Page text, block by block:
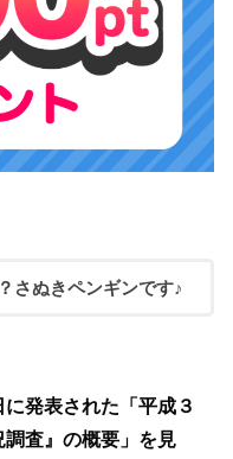
さぬきペンギンです♪
発表された「平成３
査』の概要」を見